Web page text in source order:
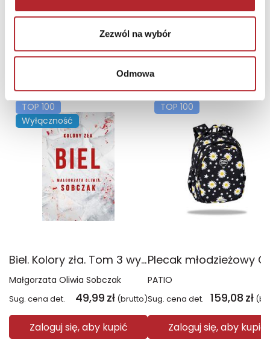
Zezwól na wybór
Odmowa
NAJCZĘŚCIEJ KUPOWANE
TOP 100
Wyłączność
Biel. Kolory zła. Tom 3 wyd. 2025
Małgorzata Oliwia Sobczak
Sug. cena det. 49,99 zł (brutto)
Zaloguj się, aby kupić
TOP 100
PATIO
Sug. cena det. 159,08 zł
Zaloguj się, aby kupić